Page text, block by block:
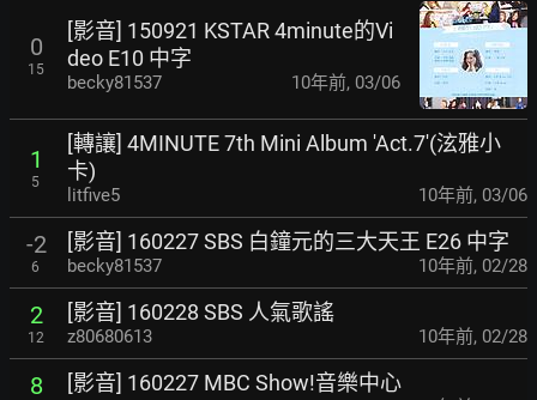
0
15
[影音] 150921 KSTAR 4minute的Vi
deo E10 中字
becky81537 10年前, 03/06
1
5
[轉讓] 4MINUTE 7th Mini Album 'Act.7'(泫雅小
卡)
litfive5 10年前, 03/06
-2
6
[影音] 160227 SBS 白鐘元的三大天王 E26 中字
becky81537 10年前, 02/28
2
12
[影音] 160228 SBS 人氣歌謠
z80680613 10年前, 02/28
8 [影音] 160227 MBC Show!音樂中心